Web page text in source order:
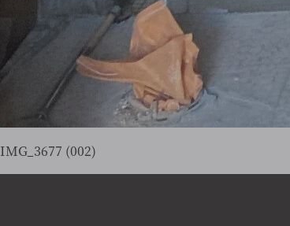
IMG_3677 (002)